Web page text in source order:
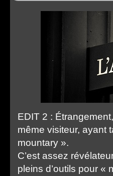
EDIT 2 :
même visiteur, ayant
mountary ».
C’est assez
pleins d’outils pour «